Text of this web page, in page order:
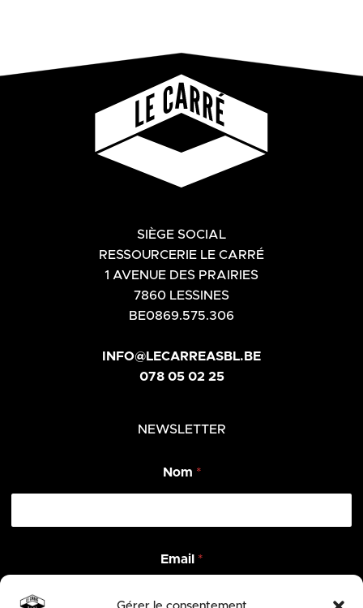
Gérer le consentement
SIÈGE SOCIAL
RESSOURCERIE LE CARRÉ
1 AVENUE DES PRAIRIES
7860 LESSINES
BE0869.575.306
INFO@LECARREASBL.BE
078 05 02 25
NEWSLETTER
Nom *
o
m
Email *